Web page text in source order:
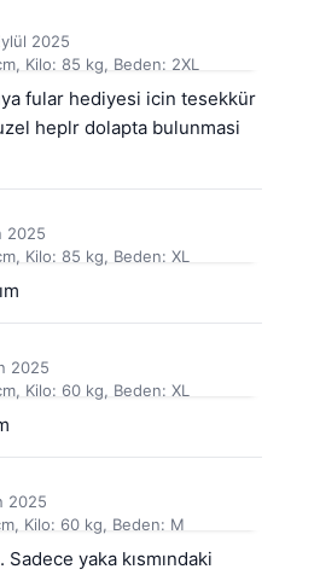
2025
Kilo: 85 kg, Beden: 2XL
fular hediyesi icin tesekkür
heplr dolapta bulunmasi
2025
Kilo: 85 kg, Beden: XL
2025
Kilo: 60 kg, Beden: XL
2025
Kilo: 60 kg, Beden: M
yaka kısmındaki